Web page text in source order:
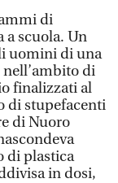
di
a scuola. Un
uomini di una
di
finalizzati al
di stupefacenti
di Nuoro
di plastica
in dosi,